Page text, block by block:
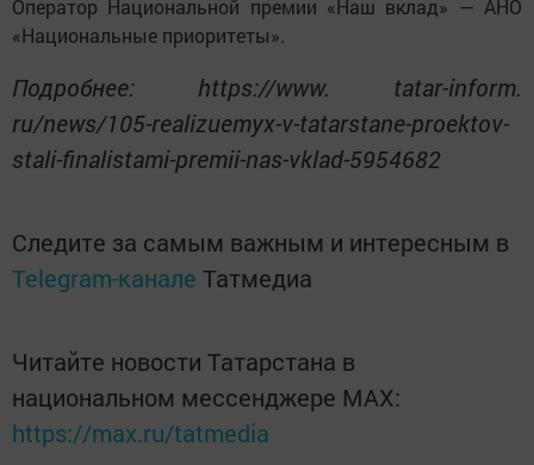
Оператор Национальной премии «Наш вклад» — АНО
«Национальные приоритеты».
Подробнее: https://www. tatar-inform.
ru/news/105-realizuemyx-v-tatarstane-proektov-
stali-finalistami-premii-nas-vklad-5954682
Следите за самым важным и интересным в
Telegram-канале Татмедиа
Читайте новости Татарстана в
национальном мессенджере MАХ:
https://max.ru/tatmedia